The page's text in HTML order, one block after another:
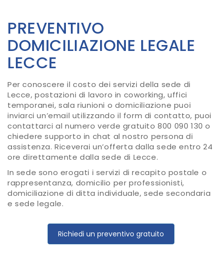
PREVENTIVO
DOMICILIAZIONE LEGALE
LECCE
Per conoscere il costo dei servizi della sede di
Lecce, postazioni di lavoro in coworking, uffici
temporanei, sala riunioni o domiciliazione puoi
inviarci un’email utilizzando il form di contatto, puoi
contattarci al numero verde gratuito 800 090 130 o
chiedere supporto in chat al nostro persona di
assistenza. Riceverai un’offerta dalla sede entro 24
ore direttamente dalla sede di Lecce.
In sede sono erogati i servizi di recapito postale o
rappresentanza, domicilio per professionisti,
domiciliazione di ditta individuale, sede secondaria
e sede legale.
Richiedi un preventivo gratuito